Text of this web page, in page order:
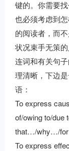
键的。你需要
也必须考虑到
的阅读者，而
状况束手无策的
连词和有关句
理清晰，下边
语：
To express
of/owing to/due
that…/why…/
To express